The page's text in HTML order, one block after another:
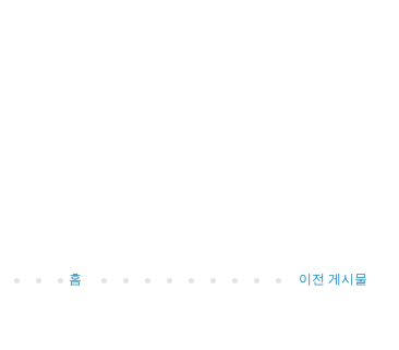
이전 게시물
홈